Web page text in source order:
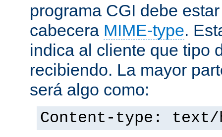
programa CGI debe
cabecera MIME-type.
indica al cliente que tipo
recibiendo. La mayor
será algo como:
Content-type: text/